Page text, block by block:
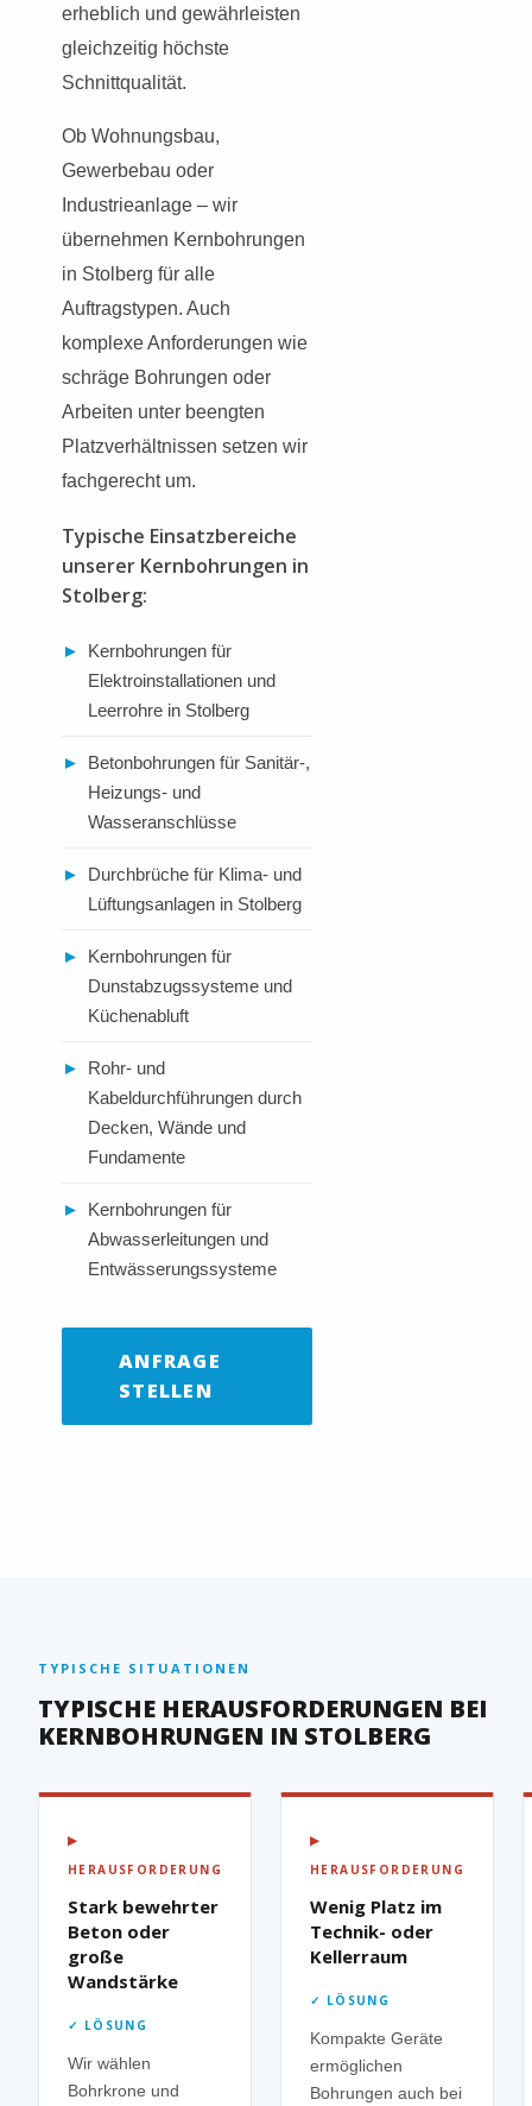
erheblich und gewährleisten
gleichzeitig höchste
Schnittqualität.
Ob Wohnungsbau,
Gewerbebau oder
Industrieanlage – wir
übernehmen Kernbohrungen
in Stolberg für alle
Auftragstypen. Auch
komplexe Anforderungen wie
schräge Bohrungen oder
Arbeiten unter beengten
Platzverhältnissen setzen wir
fachgerecht um.
Typische Einsatzbereiche
unserer Kernbohrungen in
Stolberg:
►
Kernbohrungen für
Elektroinstallationen und
Leerrohre in Stolberg
►
Betonbohrungen für Sanitär-,
Heizungs- und
Wasseranschlüsse
►
Durchbrüche für Klima- und
Lüftungsanlagen in Stolberg
►
Kernbohrungen für
Dunstabzugssysteme und
Küchenabluft
►
Rohr- und
Kabeldurchführungen durch
Decken, Wände und
Fundamente
►
Kernbohrungen für
Abwasserleitungen und
Entwässerungssysteme
ANFRAGE
STELLEN
TYPISCHE SITUATIONEN
TYPISCHE HERAUSFORDERUNGEN BEI
KERNBOHRUNGEN IN STOLBERG
▶
HERAUSFORDERUNG
Stark bewehrter
Beton oder
große
Wandstärke
✓ LÖSUNG
Wir wählen
Bohrkrone und
▶
HERAUSFORDERUNG
Wenig Platz im
Technik- oder
Kellerraum
✓ LÖSUNG
Kompakte Geräte
ermöglichen
Bohrungen auch bei